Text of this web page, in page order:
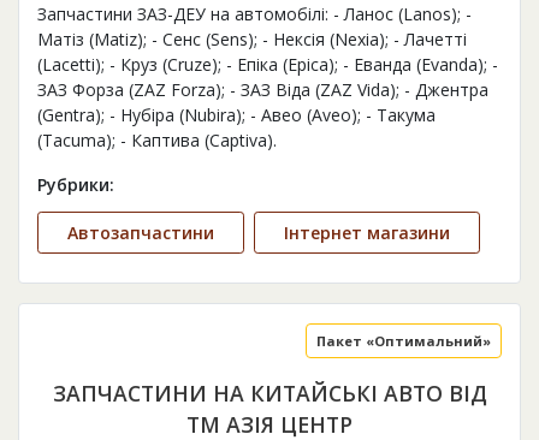
Запчастини ЗАЗ-ДЕУ на автомобілі: - Ланос (Lanos); -
Матіз (Matiz); - Сенс (Sens); - Нексія (Nexia); - Лачетті
(Lacetti); - Круз (Cruze); - Епіка (Epica); - Еванда (Evanda); -
ЗАЗ Форза (ZAZ Forza); - ЗАЗ Віда (ZAZ Vida); - Джентра
(Gentra); - Нубіра (Nubira); - Авео (Aveo); - Такума
(Tacuma); - Каптива (Captiva).
Рубрики:
Автозапчастини Інтернет магазини
ЗАПЧАСТИНИ НА КИТАЙСЬКІ АВТО ВІД
ТМ АЗІЯ ЦЕНТР
Пакет «Оптимальний»